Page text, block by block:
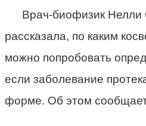
Врач-биофизик Нелли
рассказала, по каким
можно попробовать
если заболевание
форме. Об этом